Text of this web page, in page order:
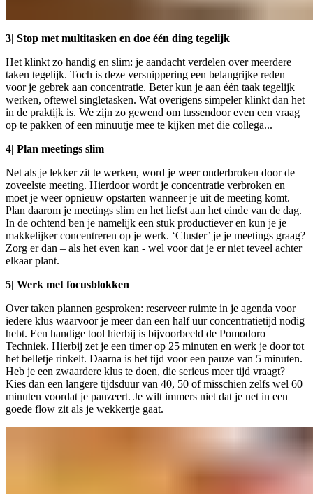
3| Stop met multitasken en doe één ding tegelijk
Het klinkt zo handig en slim: je aandacht verdelen over meerdere
taken tegelijk. Toch is deze versnippering een belangrijke reden
voor je gebrek aan concentratie. Beter kun je aan één taak tegelijk
werken, oftewel singletasken. Wat overigens simpeler klinkt dan het
in de praktijk is. We zijn zo gewend om tussendoor even een vraag
op te pakken of een minuutje mee te kijken met die collega...
4| Plan meetings slim
Net als je lekker zit te werken, word je weer onderbroken door de
zoveelste meeting. Hierdoor wordt je concentratie verbroken en
moet je weer opnieuw opstarten wanneer je uit de meeting komt.
Plan daarom je meetings slim en het liefst aan het einde van de dag.
In de ochtend ben je namelijk een stuk productiever en kun je je
makkelijker concentreren op je werk. ‘Cluster’ je je meetings graag?
Zorg er dan – als het even kan - wel voor dat je er niet teveel achter
elkaar plant.
5| Werk met focusblokken
Over taken plannen gesproken: reserveer ruimte in je agenda voor
iedere klus waarvoor je meer dan een half uur concentratietijd nodig
hebt. Een handige tool hierbij is bijvoorbeeld de Pomodoro
Techniek. Hierbij zet je een timer op 25 minuten en werk je door tot
het belletje rinkelt. Daarna is het tijd voor een pauze van 5 minuten.
Heb je een zwaardere klus te doen, die serieus meer tijd vraagt?
Kies dan een langere tijdsduur van 40, 50 of misschien zelfs wel 60
minuten voordat je pauzeert. Je wilt immers niet dat je net in een
goede flow zit als je wekkertje gaat.